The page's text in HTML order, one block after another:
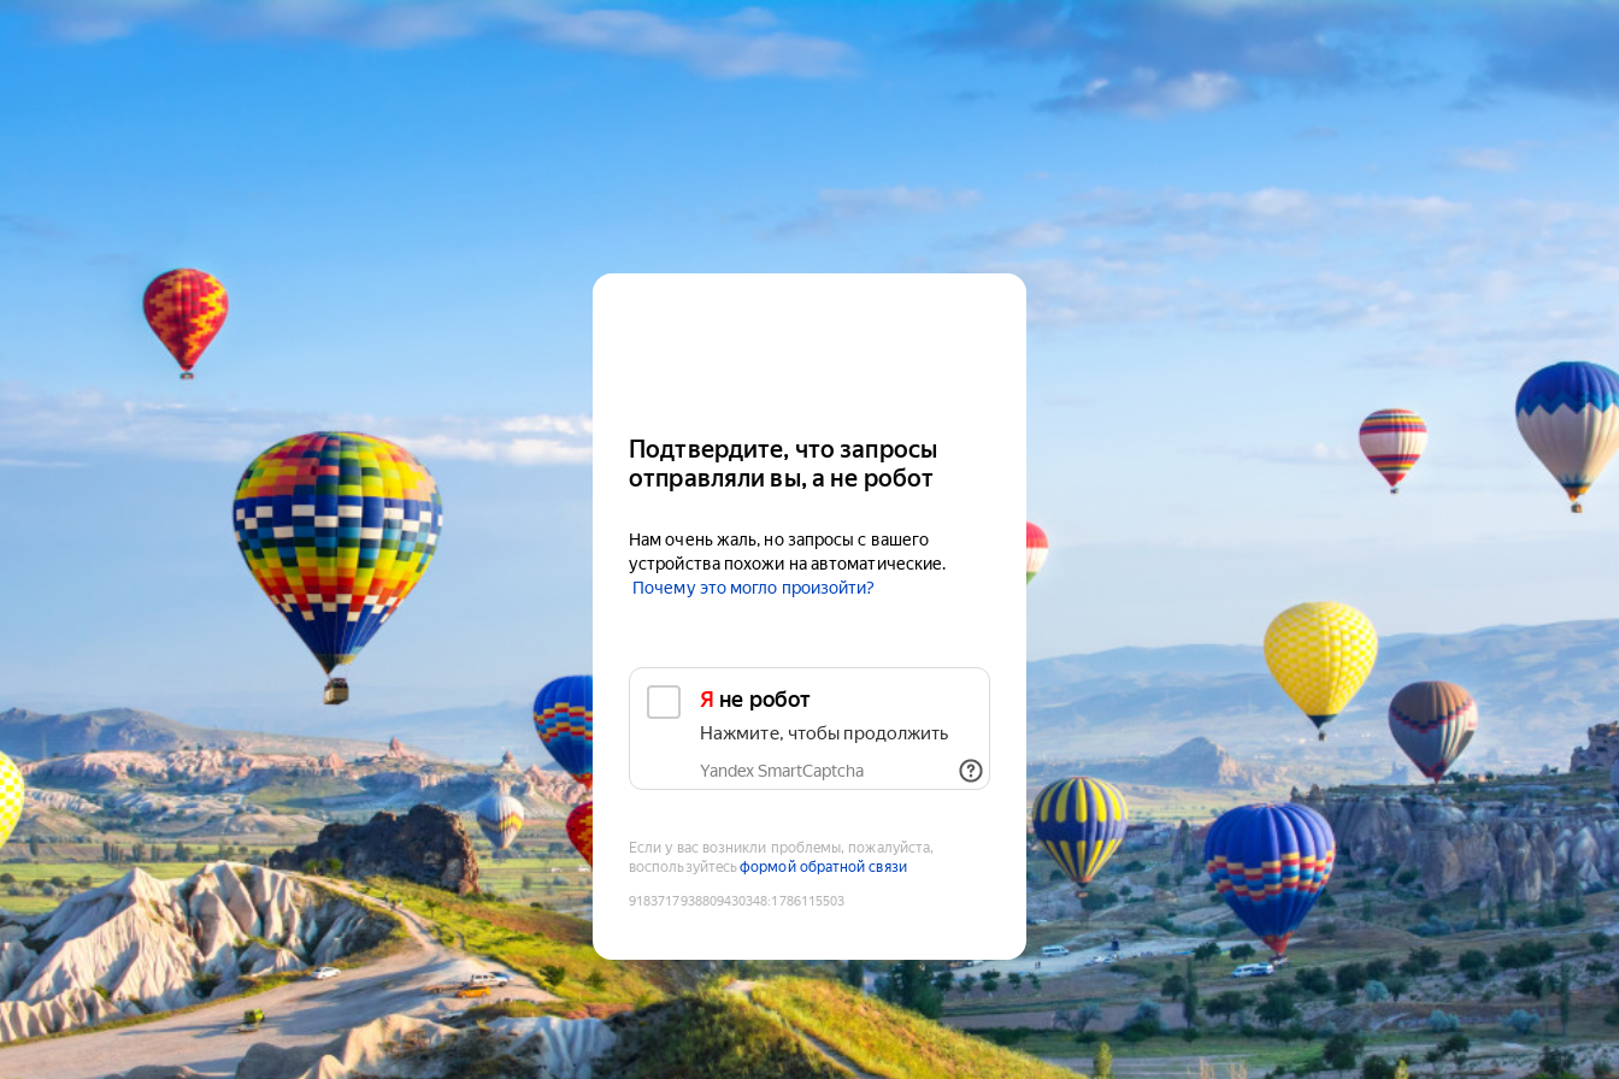
Подтвердите, что запросы
отправляли вы, а не робот
Нам очень жаль, но запросы с вашего
устройства похожи на автоматические.
Почему это могло произойти?
Я не робот
Нажмите, чтобы продолжить
Yandex SmartCaptcha
Если у вас возникли проблемы, пожалуйста,
воспользуйтесьформой обратной связи
9183717938809430348:1786115503